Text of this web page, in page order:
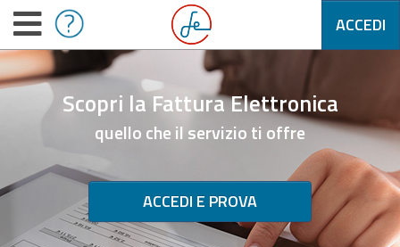
ACCEDI
Scopri la Fattura Elettronica
quello che il servizio ti offre
ACCEDI E PROVA